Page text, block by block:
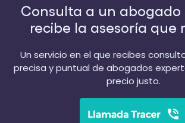
Consulta a un abogado
recibe la asesoría que
Un servicio en el que recibes
precisa y puntual de abogados
precio justo.